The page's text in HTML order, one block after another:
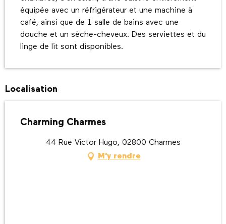
équipée avec un réfrigérateur et une machine à
café, ainsi que de 1 salle de bains avec une
douche et un sèche-cheveux. Des serviettes et du
linge de lit sont disponibles.
Localisation
Charming Charmes
44 Rue Victor Hugo, 02800 Charmes
M'y rendre